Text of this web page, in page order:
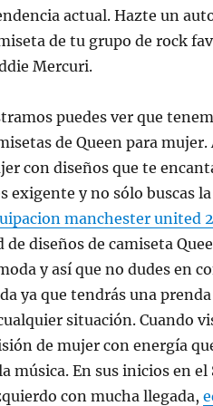
actual. Hazte un
de tu grupo de rock
Mercuri.
puedes ver que
de Queen para
con diseños que te
exigente y no sólo buscas
manchester united
diseños de camiseta
y así que no dudes en
ya que tendrás una
situación. Cuando
de mujer con energía
música. En sus inicios en
con mucha llegada,